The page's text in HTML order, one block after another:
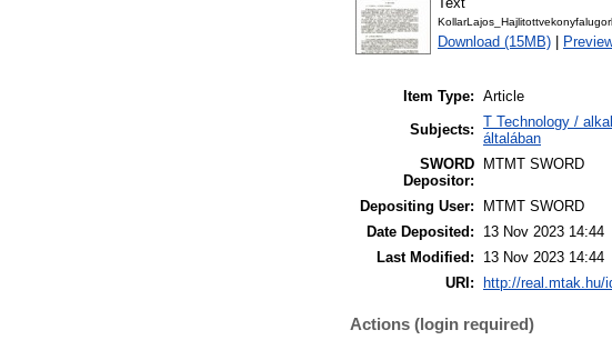
Download (15MB)
Item Type: Article
Subjects: T Technology /
általában
SWORD
Depositor:
MTMT SWORD
Depositing User:
MTMT SWORD
Date Deposited:
13 Nov 2023 14:44
Last Modified:
13 Nov 2023 14:44
URI:
http://real.mtak.hu/
Actions (login required)